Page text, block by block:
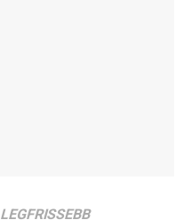
LEGFRISSEBB